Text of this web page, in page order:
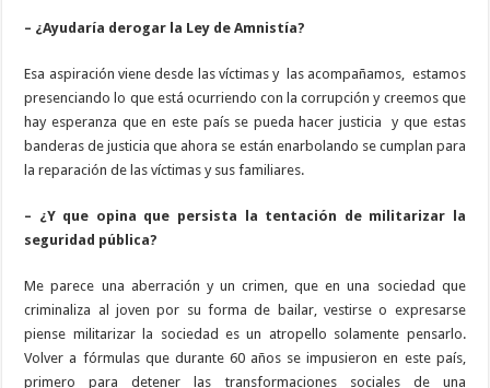
– ¿Ayudaría derogar la Ley de Amnistía?
Esa aspiración viene desde las víctimas y las acompañamos, estamos
presenciando lo que está ocurriendo con la corrupción y creemos que
hay esperanza que en este país se pueda hacer justicia y que estas
banderas de justicia que ahora se están enarbolando se cumplan para
la reparación de las víctimas y sus familiares.
– ¿Y que opina que persista la tentación de militarizar la
seguridad pública?
Me parece una aberración y un crimen, que en una sociedad que
criminaliza al joven por su forma de bailar, vestirse o expresarse
piense militarizar la sociedad es un atropello solamente pensarlo.
Volver a fórmulas que durante 60 años se impusieron en este país,
primero para detener las transformaciones sociales de una